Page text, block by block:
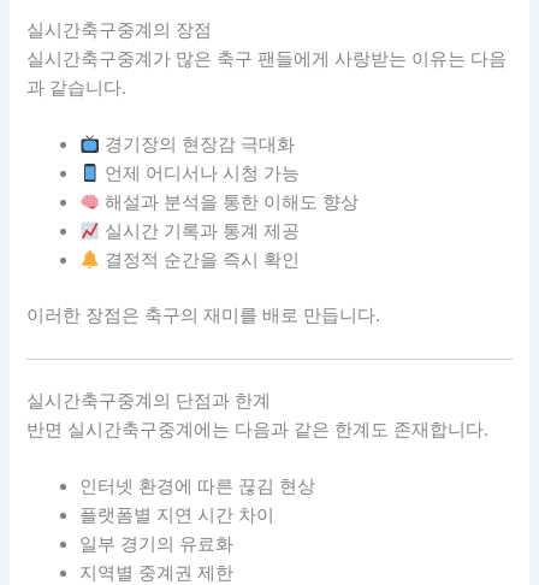
실시간축구중계의 장점
실시간축구중계가 많은 축구 팬들에게 사랑받는 이유는 다음
과 같습니다.
경기장의 현장감 극대화
언제 어디서나 시청 가능
해설과 분석을 통한 이해도 향상
실시간 기록과 통계 제공
결정적 순간을 즉시 확인
이러한 장점은 축구의 재미를 배로 만듭니다.
실시간축구중계의 단점과 한계
반면 실시간축구중계에는 다음과 같은 한계도 존재합니다.
인터넷 환경에 따른 끊김 현상
플랫폼별 지연 시간 차이
일부 경기의 유료화
지역별 중계권 제한